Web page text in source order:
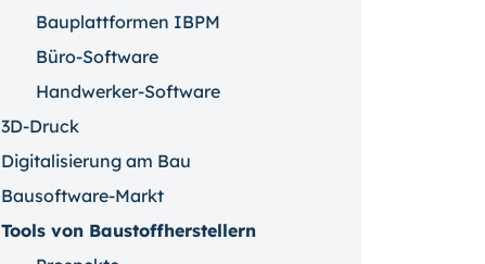
Bauplattformen IBPM
Büro-Software
Handwerker-Software
3D-Druck
Digitalisierung am Bau
Bausoftware-Markt
Tools von Baustoffherstellern